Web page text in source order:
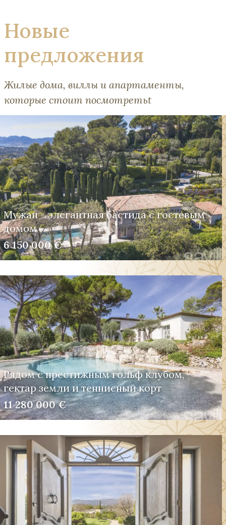
Новые
предложения
Жилые дома, виллы и апартаменты,
которые стоит посмотретьt
Мужан - элегантная бастида с гостевым
домом
6 150 000 €
Рядом с престижным гольф клубом,
гектар земли и теннисный корт
11 280 000 €